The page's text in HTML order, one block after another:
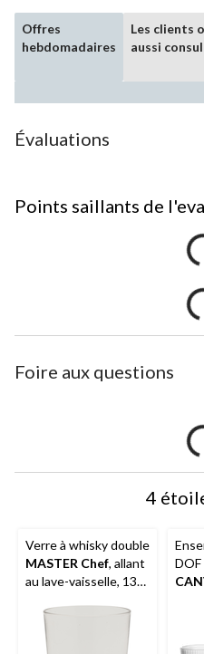
Offres
hebdomadaires
Les clients
aussi
Évaluations
Points saillants de
Foire aux questions
4
Verre à whisky double
MASTER Chef, allant
au lave-vaisselle, 13